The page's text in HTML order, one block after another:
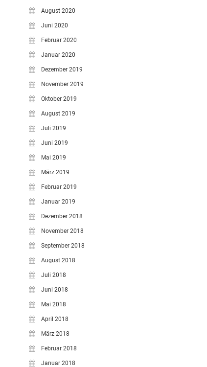
August 2020
Juni 2020
Februar 2020
Januar 2020
Dezember 2019
November 2019
Oktober 2019
August 2019
Juli 2019
Juni 2019
Mai 2019
März 2019
Februar 2019
Januar 2019
Dezember 2018
November 2018
September 2018
August 2018
Juli 2018
Juni 2018
Mai 2018
April 2018
März 2018
Februar 2018
Januar 2018